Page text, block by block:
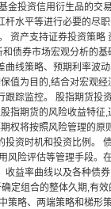
投资信用衍生品的交
水平等进行必要的尽
资产支持证券投资策略
债券市场宏观分析的
线策略、预期利率波
值为目的,结合对宏观
踪监控。 股指期货投
指期货的风险收益特
将按照风险管理的原
资时机和投资比例。
险评估等管理手段。
益率曲线以及各种债
定组合的整体久期,有
略、两端策略和梯形